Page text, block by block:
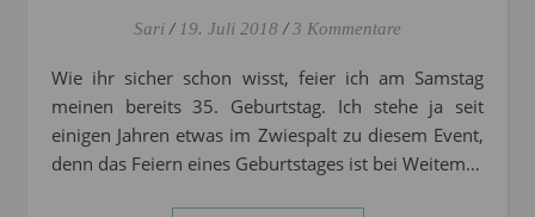
Sari / 19. Juli 2018 / 3 Kommentare
Wie ihr sicher schon wisst, feier ich am Samstag
meinen bereits 35. Geburtstag. Ich stehe ja seit
einigen Jahren etwas im Zwiespalt zu diesem Event,
denn das Feiern eines Geburtstages ist bei Weitem…